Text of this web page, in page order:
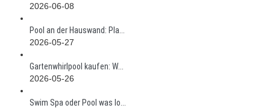
2026-06-08
Pool an der Hauswand: Pla...
2026-05-27
Gartenwhirlpool kaufen: W...
2026-05-26
Swim Spa oder Pool was lo...